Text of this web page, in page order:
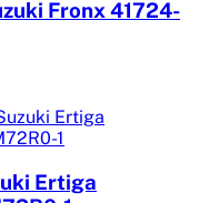
Fronx 41724-
Ertiga